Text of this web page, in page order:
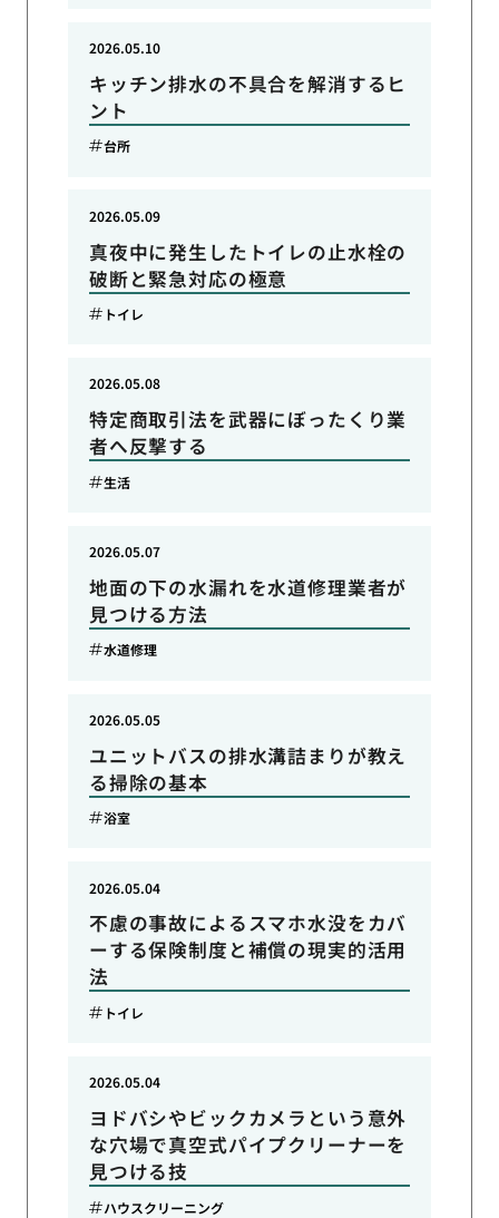
キッチン排水の不具合を解消するヒ
ント
2026.05.10
台所
真夜中に発生したトイレの止水栓の
破断と緊急対応の極意
2026.05.09
トイレ
特定商取引法を武器にぼったくり業
者へ反撃する
2026.05.08
生活
地面の下の水漏れを水道修理業者が
見つける方法
2026.05.07
水道修理
ユニットバスの排水溝詰まりが教え
る掃除の基本
2026.05.05
浴室
不慮の事故によるスマホ水没をカバ
ーする保険制度と補償の現実的活用
法
2026.05.04
トイレ
ヨドバシやビックカメラという意外
な穴場で真空式パイプクリーナーを
見つける技
2026.05.04
ハウスクリーニング